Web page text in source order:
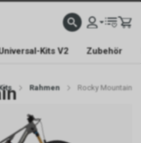
ÖFFNUNGSZEITEN. GRATIS VERSAND AB
Kits V2 Zubehör
Rahmen Rocky Mountain